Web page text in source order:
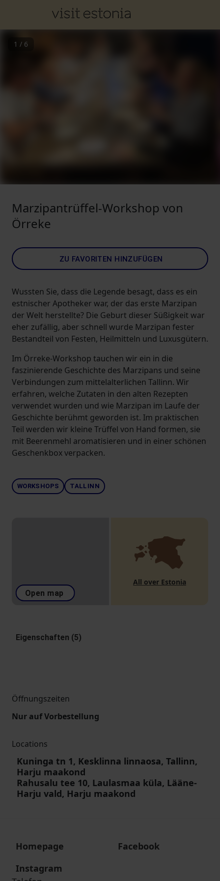
1 / 6
Marzipantrüffel-Workshop von
Örreke
ZU FAVORITEN HINZUFÜGEN
Wussten Sie, dass die Legende besagt, dass es ein
estnischer Apotheker war, der das erste Marzipan
der Welt herstellte? Die Geburt dieser Süßigkeit war
eher zufällig, aber schnell wurde Marzipan fester
Bestandteil von Festen, Heilmitteln und Luxusgütern.
Im Örreke-Workshop tauchen wir ein in die
faszinierende Geschichte des Marzipans und seine
Verbindungen zum mittelalterlichen Tallinn. Wir
erfahren, welche Zutaten in den alten Rezepten
verwendet wurden und wie Marzipan im Laufe der
Geschichte berühmt geworden ist. Im praktischen
Teil werden wir kleine Trüffel von Hand formen, sie
mit Beerenmehl aromatisieren und in einer schönen
Geschenkbox verpacken.
WORKSHOPS TALLINN
Open map
All over Estonia
Eigenschaften (5)
Öffnungszeiten
Nur auf Vorbestellung
Locations
Kuninga tn 1, Kesklinna linnaosa, Tallinn,
Harju maakond
Rahusalu tee 10, Laulasmaa küla, Lääne-
Harju vald, Harju maakond
Homepage
Facebook
Instagram